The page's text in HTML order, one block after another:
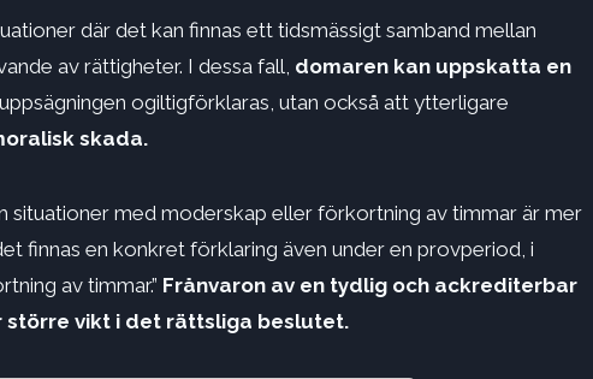
där det kan finnas ett tidsmässigt samband mellan
av rättigheter. I dessa fall, domaren kan uppskatta en
ogiltigförklaras, utan också att ytterligare
skada.
situationer med moderskap eller förkortning av timmar är mer
finnas en konkret förklaring även under en provperiod, i
av timmar.” Frånvaron av en tydlig och ackrediterbar
större vikt i det rättsliga beslutet.